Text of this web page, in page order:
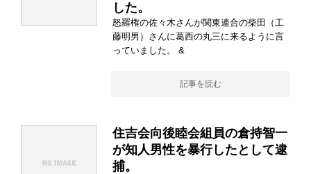
した。
怒羅権の佐々木さんが関東連合の柴田（工
藤明男）さんに葛西の丸三に来るように言
っていました。 &
記事を読む
住吉会向後睦会組員の倉持智一
が知人男性を暴行したとして逮
捕。